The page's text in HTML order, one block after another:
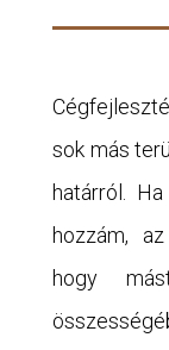
sok más
határról.
hozzám,
hogy